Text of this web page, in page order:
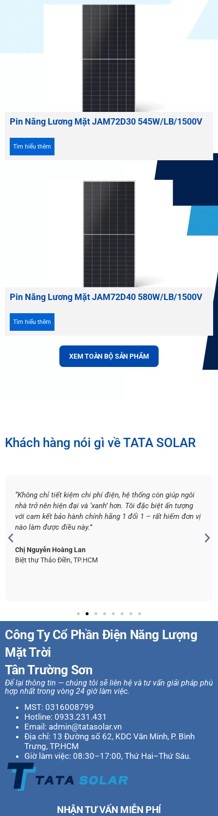
Pin Năng Lương Mặt JAM72D30 545W/LB/1500V
Tìm hiểu thêm
Pin Năng Lương Mặt JAM72D40 580W/LB/1500V
Tìm hiểu thêm
XEM TOÀN BỘ SẢN PHẨM
Khách hàng nói gì về TATA SOLAR
“Không chỉ tiết kiệm chi phí điện, hệ thống còn giúp ngôi
nhà trở nên hiện đại và ‘xanh’ hơn. Tôi đặc biệt ấn tượng
với cam kết bảo hành chính hãng 1 đổi 1 – rất hiếm đơn vị
nào làm được điều này.”
Chị Nguyễn Hoàng Lan
Biệt thự Thảo Điền, TP.HCM
Công Ty Cổ Phần Điện Năng Lượng
Mặt Trời
Tân Trường Sơn
Để lại thông tin — chúng tôi sẽ liên hệ và tư vấn giải pháp phù
hợp nhất trong vòng 24 giờ làm việc.
MST: 0316008799
Hotline: 0933.231.431
Email: admin@tatasolar.vn
Địa chỉ: 13 Đường số 62, KDC Văn Minh, P. Bình
Trưng, TP.HCM
Giờ làm việc: 08:30–17:00, Thứ Hai–Thứ Sáu.
NHẬN TƯ VẤN MIỄN PHÍ